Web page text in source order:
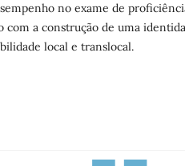
no exame de
com a construção de uma
local e translocal.